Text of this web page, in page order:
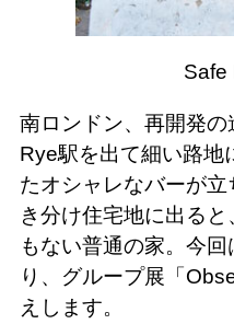
Safe
南ロンドン、再開発
Rye駅を出て細い路地
たオシャレなバーが
き分け住宅地に出る
もない普通の家。今
り、グループ展「
えします。